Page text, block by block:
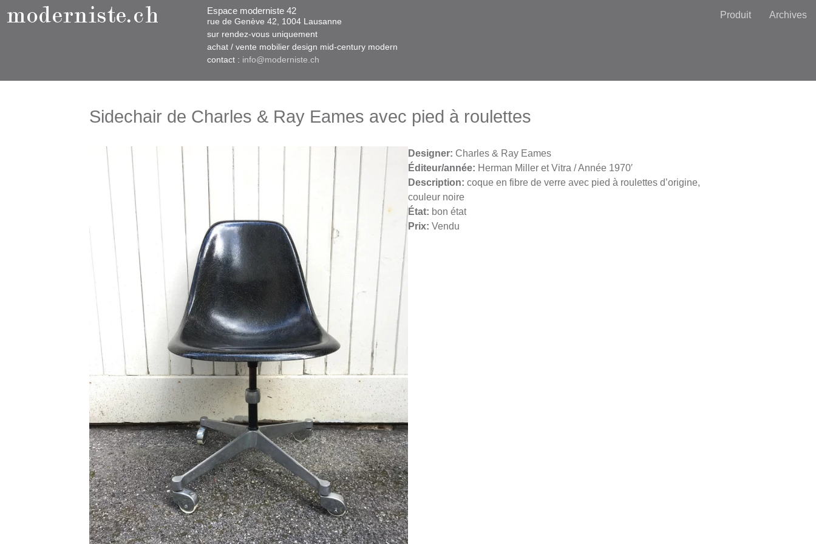
Espace moderniste 42
rue d​​​​e Genève 42, 1004 Lausanne​​
sur rendez-vous uniquement ​​​
​achat / vente mobilier design mid-century modern
contact : info@moderniste.ch
Produit Archives
Sidechair de Charles & Ray Eames avec pied à roulettes
Designer: Charles & Ray Eames
Éditeur/année: Herman Miller et Vitra / Année 1970′
Description: ​coque en fibre de verre avec pied à roulettes d’origine,
couleur noire
État: bon état
Prix: Vendu